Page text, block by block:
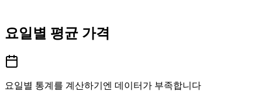
요일별 평균 가격
요일별 통계를 계산하기엔 데이터가 부족합니다